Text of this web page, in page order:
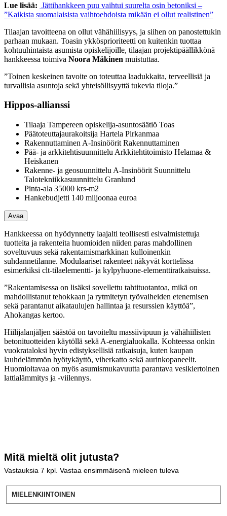
Lue lisää: Jättihankkeen puu vaihtui suurelta osin betoniksi –
”Kaikista suomalaisista vaihtoehdoista mikään ei ollut realistinen”
Tilaajan tavoitteena on ollut vähähiilisyys, ja siihen on panostettukin
parhaan mukaan. Toasin ykkösprioriteetti on kuitenkin tuottaa
kohtuuhintaista asumista opiskelijoille, tilaajan projektipäällikkönä
hankkeessa toimiva Noora Mäkinen muistuttaa.
”Toinen keskeinen tavoite on toteuttaa laadukkaita, terveellisiä ja
turvallisia asuntoja sekä yhteisöllisyyttä tukevia tiloja.”
Hippos-allianssi
Tilaaja Tampereen opiskelija-asuntosäätiö Toas
Päätoteuttajaurakoitsija Hartela Pirkanmaa
Rakennuttaminen A-Insinöörit Rakennuttaminen
Pää- ja arkkitehtisuunnittelu Arkkitehtitoimisto Helamaa &
Heiskanen
Rakenne- ja geosuunnittelu A-Insinöörit Suunnittelu
Talotekniikkasuunnittelu Granlund
Pinta-ala 35000 krs-m2
Hankebudjetti 140 miljoonaa euroa
Avaa
Hankkeessa on hyödynnetty laajalti teollisesti esivalmistettuja
tuotteita ja rakenteita huomioiden niiden paras mahdollinen
soveltuvuus sekä rakentamismarkkinan kulloinenkin
suhdannetilanne. Modulaariset rakenteet näkyvät korttelissa
esimerkiksi clt-tilaelementti- ja kylpyhuone-elementtiratkaisuissa.
”Rakentamisessa on lisäksi sovellettu tahtituotantoa, mikä on
mahdollistanut tehokkaan ja rytmitetyn työvaiheiden etenemisen
sekä parantanut aikataulujen hallintaa ja resurssien käyttöä”,
Ahokangas kertoo.
Hiilijalanjäljen säästöä on tavoiteltu massiivipuun ja vähähiilisten
betonituotteiden käytöllä sekä A-energialuokalla. Kohteessa onkin
vuokrataloksi hyvin edistyksellisiä ratkaisuja, kuten kaupan
lauhdelämmön hyötykäyttö, viherkatto sekä aurinkopaneelit.
Huomioitavaa on myös asumismukavuutta parantava vesikiertoinen
lattialämmitys ja -viilennys.
Mitä mieltä olit jutusta?
Vastauksia 7 kpl. Vastaa ensimmäisenä mieleen tuleva
MIELENKIINTOINEN